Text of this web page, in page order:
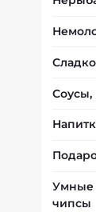
Соусы,
Умные
чипсы